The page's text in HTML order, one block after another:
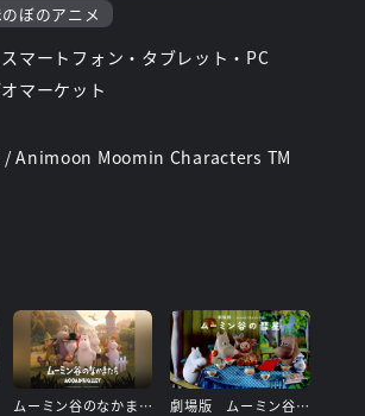
ぼのアニメ
スマートフォン・タブレット・PC
マーケット
Animoon Moomin Characters TM
ムーミン谷のなかまたち 劇場版 ムーミン谷の彗星 パペット・アニメーション